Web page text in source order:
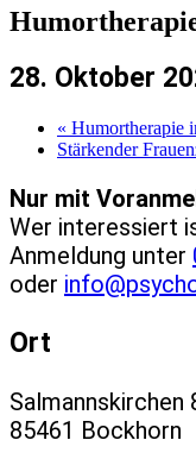
28. Oktober
« Humortherapie
Stärkender
Nur mit
Wer interessiert
Anmeldung unter
oder
Ort
Salmannskirchen
85461 Bockhorn